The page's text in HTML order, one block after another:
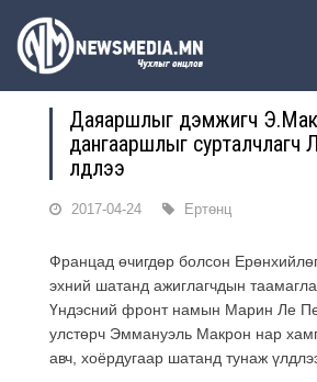
Даяаршлыг дэмжигч
дангааршлыг сурталчлагч
үлдлээ
2017-04-24 Ертөнц
Францад өчигдөр болсон
эхний шатанд ажиглагчдын
Үндэсний фронт намын Марин Ле
улстөрч Эммануэль Макрон нар
авч, хоёрдугаар шатанд тунаж